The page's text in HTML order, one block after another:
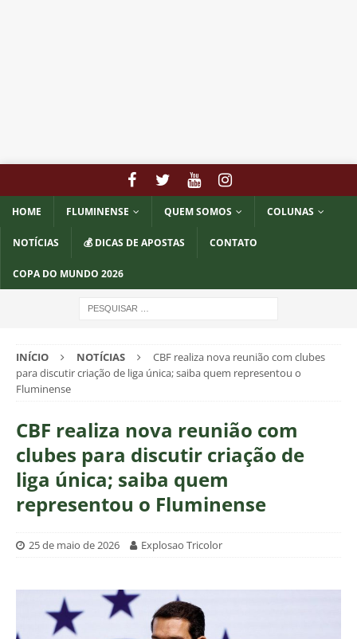
HOME FLUMINENSE QUEM SOMOS COLUNAS
NOTÍCIAS 💰 DICAS DE APOSTAS CONTATO
COPA DO MUNDO 2026
INÍCIO NOTÍCIAS
CBF realiza nova reunião com clubes
para discutir criação de liga única; saiba quem representou o
Fluminense
CBF realiza nova reunião com
clubes para discutir criação de
liga única; saiba quem
representou o Fluminense
25 de maio de 2026 Explosao Tricolor